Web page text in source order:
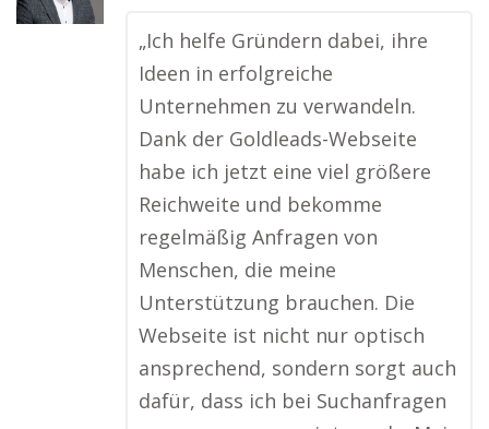
„Ich helfe Gründern dabei, ihre
Ideen in erfolgreiche
Unternehmen zu verwandeln.
Dank der Goldleads-Webseite
habe ich jetzt eine viel größere
Reichweite und bekomme
regelmäßig Anfragen von
Menschen, die meine
Unterstützung brauchen. Die
Webseite ist nicht nur optisch
ansprechend, sondern sorgt auch
dafür, dass ich bei Suchanfragen